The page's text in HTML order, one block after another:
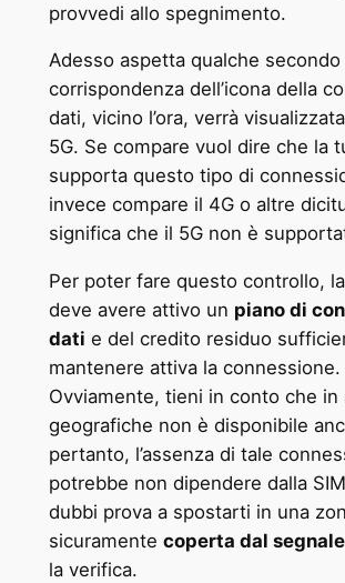
provvedi allo spegnimento.
Adesso aspetta qualche
corrispondenza dell’icona della
dati, vicino l’ora, verrà
5G. Se compare vuol dire che la
supporta questo tipo di
invece compare il 4G o altre
significa che il 5G non è
Per poter fare questo controllo,
deve avere attivo un piano di
dati e del credito residuo
mantenere attiva la connessione.
Ovviamente, tieni in conto che in
geografiche non è disponibile
pertanto, l’assenza di tale
potrebbe non dipendere dalla
dubbi prova a spostarti in una
sicuramente coperta dal
la verifica.